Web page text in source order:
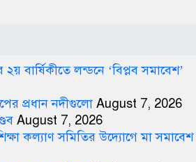
বার্ষিকীতে লন্ডনে ‘বিপ্লব সমাবেশ’
প্রধান নদীগুলো August 7, 2026
August 7, 2026
কল্যাণ সমিতির উদ্যোগে মা সমাবেশ